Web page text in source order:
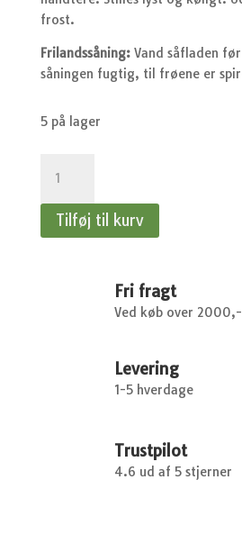
frost.
Frilandssåning: Vand såfladen
såningen fugtig, til frøene er
5 på lager
Vinget
-
Cutie
Tilføj til kurv
Fri fragt
Ved køb over 2000,-
Levering
1-5 hverdage
Trustpilot
4.6 ud af 5 stjerner